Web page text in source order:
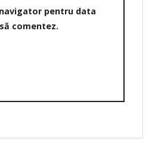
pentru data
comentez.